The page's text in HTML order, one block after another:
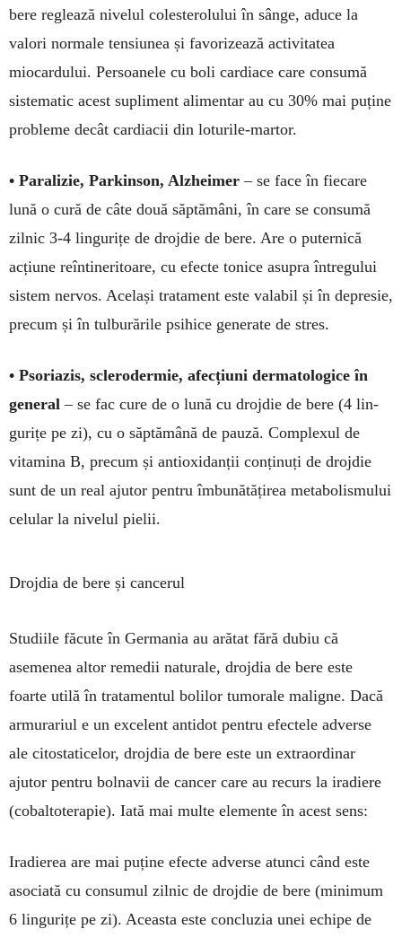
bere reglează nivelul coles­terolului în sânge, aduce la
valori normale tensiu­nea și favorizează activitatea
miocardului. Persoa­nele cu boli cardiace care consumă
sistematic acest su­pliment alimentar au cu 30% mai puține
proble­me decât cardiacii din loturile-martor.
• Paralizie, Parkinson, Alzheimer – se face în fiecare
lună o cură de câte două săptămâni, în care se consu­mă
zilnic 3-4 lingurițe de drojdie de bere. Are o puternică
acțiune reîntineritoare, cu efecte tonice asupra întregului
sistem nervos. Ace­lași tratament este valabil și în depresie,
precum și în tul­burările psihice generate de stres.
• Psoriazis, sclerodermie, afecțiuni der­­matologice în
general – se fac cure de o lună cu drojdie de bere (4 lin­
gurițe pe zi), cu o săp­tămână de pauză. Complexul de
vitamina B, precum și antioxidanții conținuți de drojdie
sunt de un real ajutor pentru îmbunătățirea metabolismului
celular la nivelul pielii.
Drojdia de bere și cancerul
Studiile făcute în Ger­ma­nia au arătat fără dubiu că
asemenea altor remedii naturale, drojdia de bere este
foarte utilă în tratamen­tul boli­lor tumorale maligne. Dacă
armu­ra­riul e un exce­lent antidot pentru efectele adverse
ale citosta­ti­celor, drojdia de bere este un extraordinar
ajutor pen­tru bol­navii de cancer care au recurs la iradiere
(co­­bal­to­tera­pie). Iată mai multe elemente în acest sens:
Iradierea are mai puține efecte adverse atunci când este
asociată cu consumul zilnic de drojdie de bere (mini­mum
6 lingurițe pe zi). Aceasta este con­cluzia unei echi­pe de